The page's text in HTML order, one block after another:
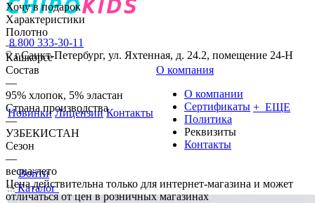
8 800 333-30-11
г.Санкт-Петербург, ул. Яхтенная, д. 24.2, помещение 24-Н
Новинки Лицензии Контакты
О компания
О компании
Сертификаты
Политика
Реквизиты
Контакты
+ ЕЩЕ
Войти
Каталог
Хочу в подарок
Характеристики
Полотно
—
Кашкорсе
Состав
—
95% хлопок, 5% эластан
Страна производства
—
УЗБЕКИСТАН
Сезон
—
весна-лето
Цена действительна только для интернет-магазина и может
отличаться от цен в розничных магазинах